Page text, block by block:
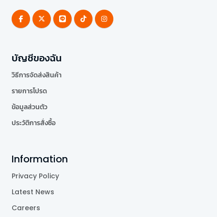
บัญชีของฉัน
วิธีการจัดส่งสินค้า
รายการโปรด
ข้อมูลส่วนตัว
ประวัติการสั่งซื้อ
Information
Privacy Policy
Latest News
Careers